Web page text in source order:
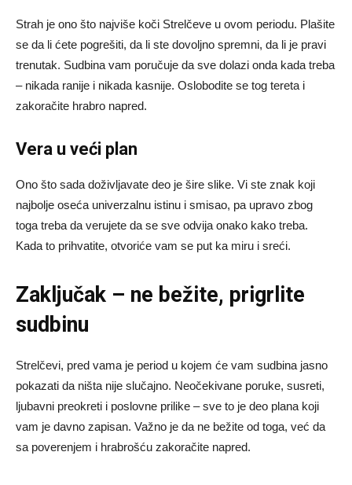
Strah je ono što najviše koči Strelčeve u ovom periodu. Plašite
se da li ćete pogrešiti, da li ste dovoljno spremni, da li je pravi
trenutak. Sudbina vam poručuje da sve dolazi onda kada treba
– nikada ranije i nikada kasnije. Oslobodite se tog tereta i
zakoračite hrabro napred.
Vera u veći plan
Ono što sada doživljavate deo je šire slike. Vi ste znak koji
najbolje oseća univerzalnu istinu i smisao, pa upravo zbog
toga treba da verujete da se sve odvija onako kako treba.
Kada to prihvatite, otvoriće vam se put ka miru i sreći.
Zaključak – ne bežite, prigrlite
sudbinu
Strelčevi, pred vama je period u kojem će vam sudbina jasno
pokazati da ništa nije slučajno. Neočekivane poruke, susreti,
ljubavni preokreti i poslovne prilike – sve to je deo plana koji
vam je davno zapisan. Važno je da ne bežite od toga, već da
sa poverenjem i hrabrošću zakoračite napred.